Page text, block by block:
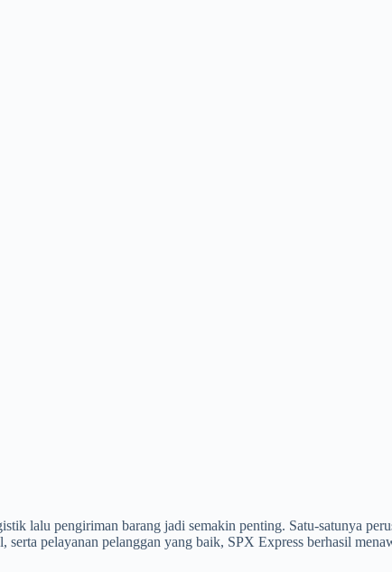
lalu pengiriman barang jadi semakin penting. Satu-satunya
pelayanan pelanggan yang baik, SPX Express berhasil